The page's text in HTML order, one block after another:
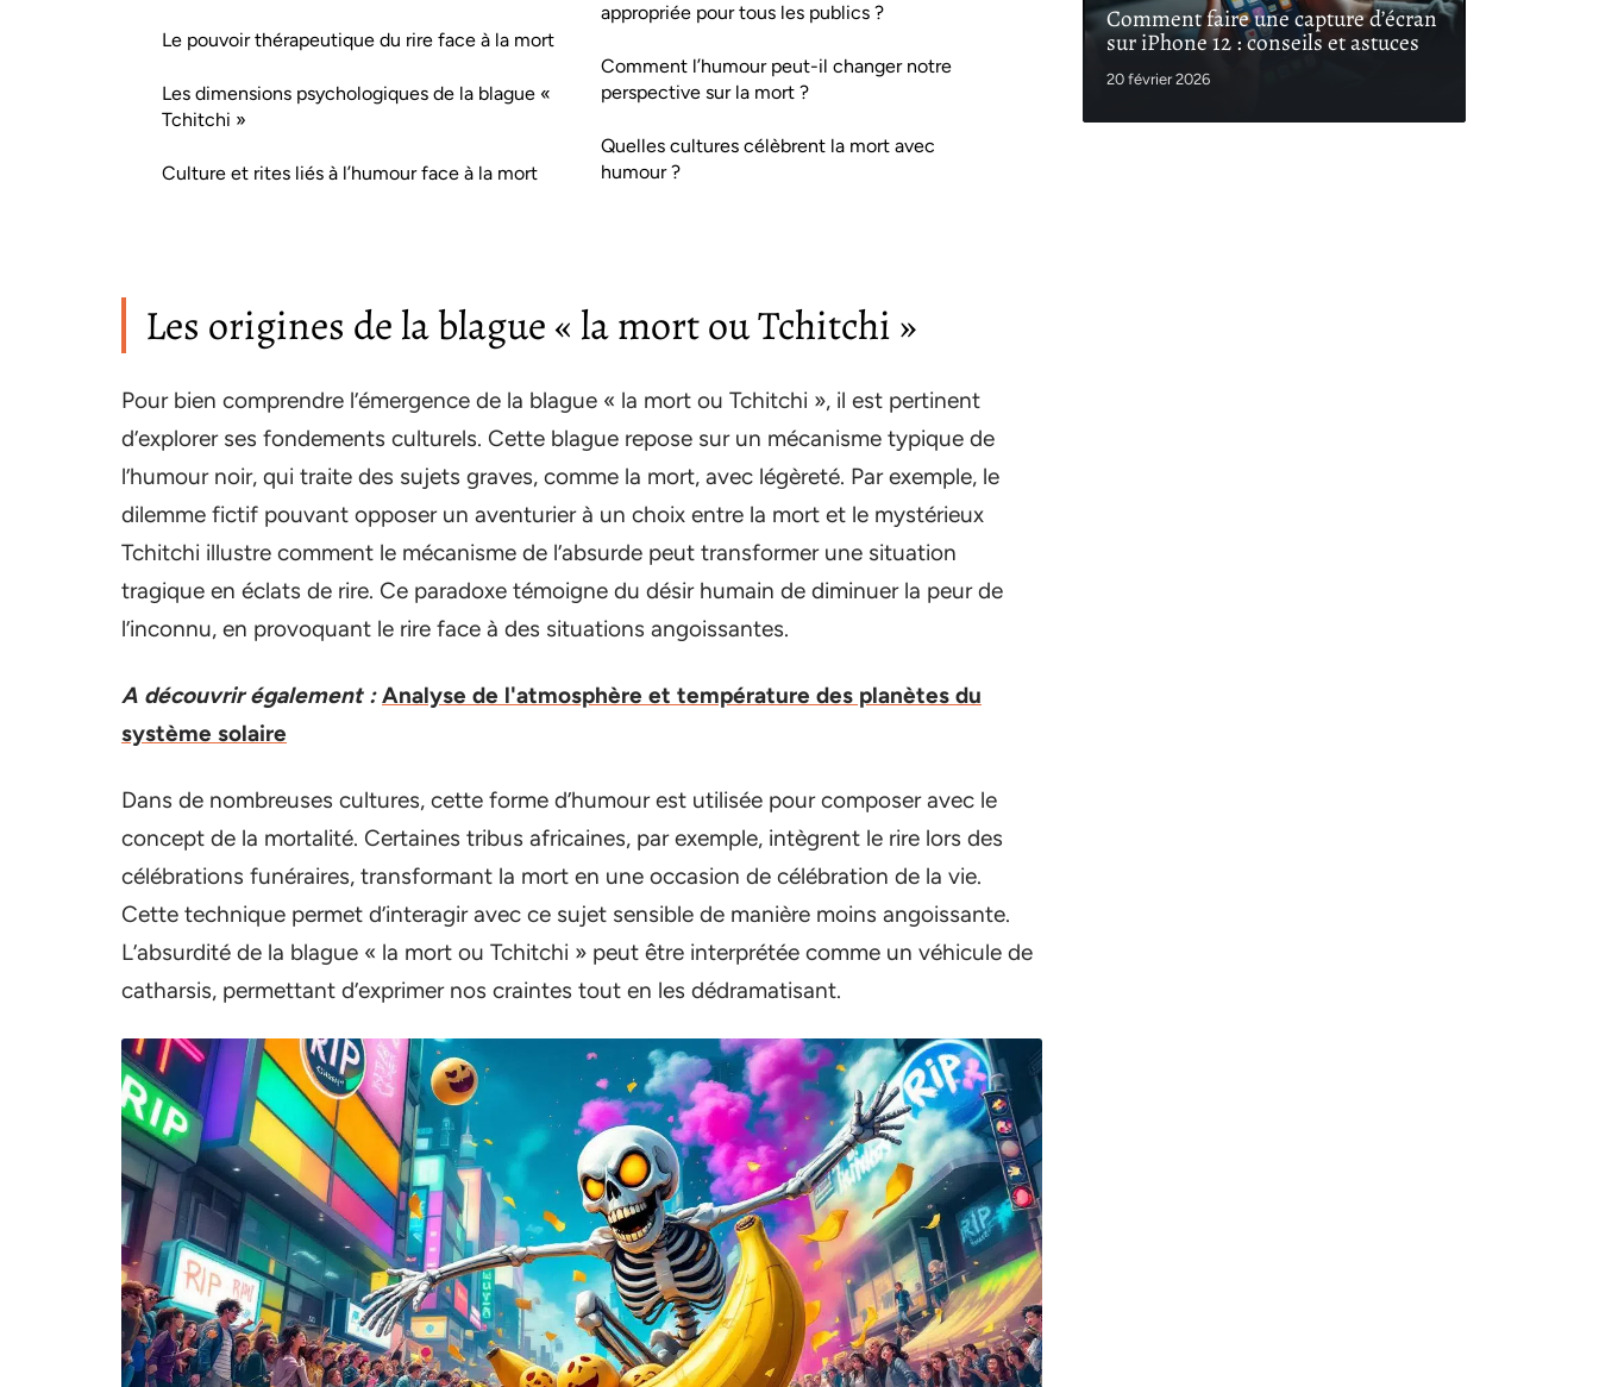
Le pouvoir thérapeutique du rire face à la mort
Les dimensions psychologiques de la blague «
Tchitchi »
Culture et rites liés à l’humour face à la mort
appropriée pour tous les publics ?
Comment l’humour peut-il changer notre
perspective sur la mort ?
Quelles cultures célèbrent la mort avec
humour ?
Les origines de la blague « la mort ou Tchitchi »
Pour bien comprendre l’émergence de la blague « la mort ou Tchitchi », il est pertinent
d’explorer ses fondements culturels. Cette blague repose sur un mécanisme typique de
l’humour noir, qui traite des sujets graves, comme la mort, avec légèreté. Par exemple, le
dilemme fictif pouvant opposer un aventurier à un choix entre la mort et le mystérieux
Tchitchi illustre comment le mécanisme de l’absurde peut transformer une situation
tragique en éclats de rire. Ce paradoxe témoigne du désir humain de diminuer la peur de
l’inconnu, en provoquant le rire face à des situations angoissantes.
A découvrir également : Analyse de l'atmosphère et température des planètes du
système solaire
Dans de nombreuses cultures, cette forme d’humour est utilisée pour composer avec le
concept de la mortalité. Certaines tribus africaines, par exemple, intègrent le rire lors des
célébrations funéraires, transformant la mort en une occasion de célébration de la vie.
Cette technique permet d’interagir avec ce sujet sensible de manière moins angoissante.
L’absurdité de la blague « la mort ou Tchitchi » peut être interprétée comme un véhicule de
catharsis, permettant d’exprimer nos craintes tout en les dédramatisant.
Comment faire une capture d’écran
sur iPhone 12 : conseils et astuces
20 février 2026